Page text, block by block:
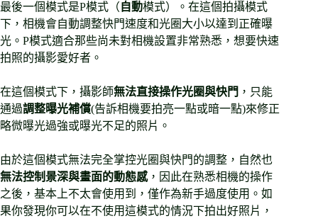
最後一個模式是P模式（ 自動模式）。在這個拍攝模式
下，相機會自動調整快門速度和光圈大小以達到正確曝
光。P模式適合那些尚未對相機設置非常熟悉，想要快速
拍照的攝影愛好者。
在這個模式下，攝影師無法直接操作光圈與快門 ，只能
通過調整曝光補償(告訴相機要拍亮一點或暗一點)來修正
略微曝光過強或曝光不足的照片。
由於這個模式無法完全掌控光圈與快門的調整，自然也
無法控制景深與畫面的動態感，因此在熟悉相機的操作
之後，基本上不太會使用到，僅作為新手過度使用。如
果你發現你可以在不使用這模式的情況下拍出好照片，